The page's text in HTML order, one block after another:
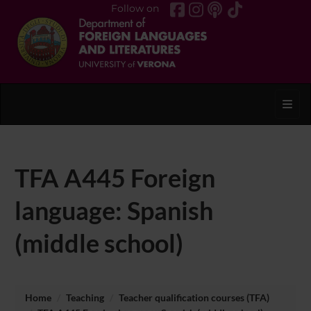
Follow on
TFA A445 Foreign
language: Spanish
(middle school)
Home Teaching
Teacher qualification courses (TFA)